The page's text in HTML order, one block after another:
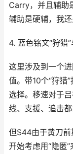
Carry，并且辅助
辅助是硬辅，我还
4. 蓝色铭文“狩猎
这里涉及到一个
值。带10个“狩猎
选择。移速对于
线、支援、追击都
但S44由于黄刀前
开始考虑用“隐匿